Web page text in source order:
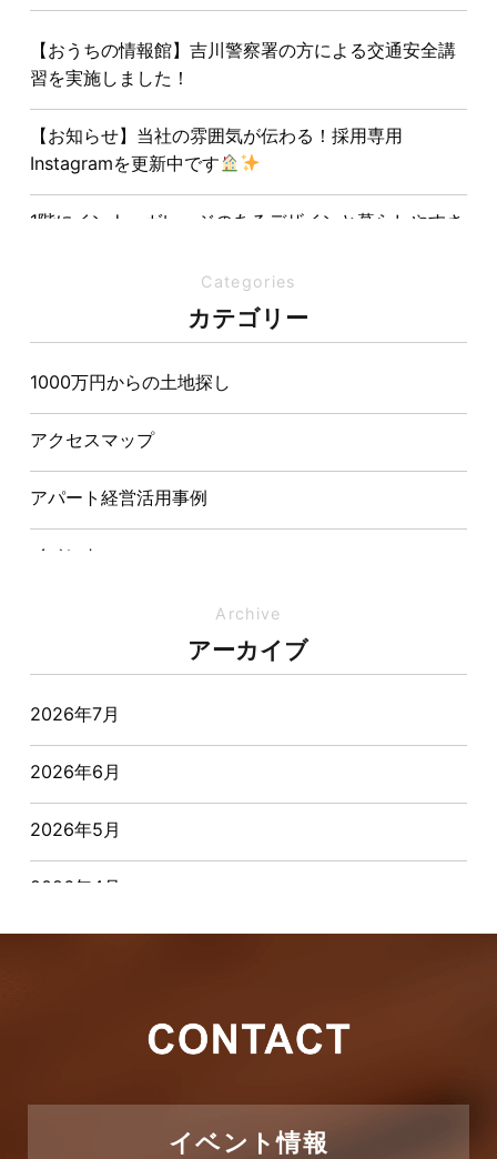
【おうちの情報館】吉川警察署の方による交通安全講
習を実施しました！
【お知らせ】当社の雰囲気が伝わる！採用専用
Instagramを更新中です
1階にインナーガレージのあるデザインと暮らしやすさ
夏の熱中症対策は家づくりから。屋根・壁・基礎の構
造が快適さをつくる理由
【埼玉県経営品質知事賞】大野知事へ受賞のご報告と
表敬訪問を行いました
Categories
カテゴリー
1000万円からの土地探し
アクセスマップ
アパート経営活用事例
イベント
オーナー様からの質問
おすすめ物件
お客様インタビュー
お客様の声
つくばエクスプレス線
Archive
アーカイブ
2026年7月
2026年6月
2026年5月
2026年4月
イベント情報